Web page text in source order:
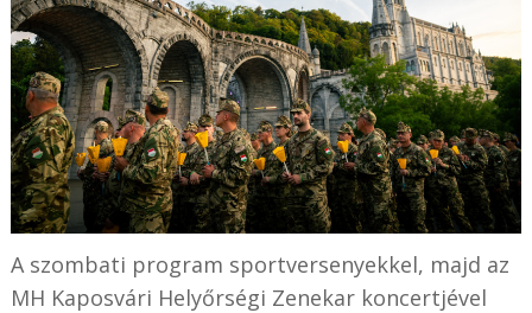
A szombati program sportversenyekkel, majd az
MH Kaposvári Helyőrségi Zenekar koncertjével